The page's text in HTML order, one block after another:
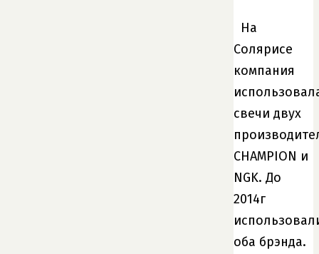
На
Солярисе
компания
свечи двух
CHAMPION и
NGK. До
2014г
оба брэнда.